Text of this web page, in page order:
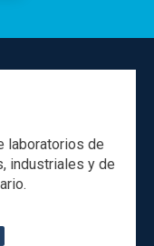
laboratorios de
industriales y de